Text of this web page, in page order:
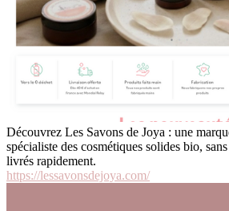
Découvrez Les Savons de Joya : une
spécialiste des cosmétiques solides bio,
livrés rapidement.
https://lessavonsdejoya.com/